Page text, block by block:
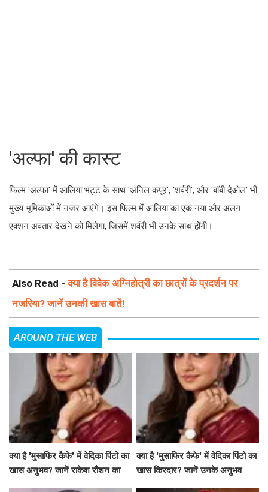
'अल्फा' की कास्ट
फिल्म 'अल्फा' में आलिया भट्ट के साथ 'अनिल कपूर', 'शर्वरी', और 'बॉबी देओल' भी
मुख्य भूमिकाओं में नजर आएंगे। इस फिल्म में आलिया का एक नया और अलग
एक्शन अवतार देखने को मिलेगा, जिसमें शर्वरी भी उनके साथ होंगी।
Also Read -क्या है विवेक अग्निहोत्री का छात्रों के प्रदर्शन पर
नजरिया? जानें उनकी खास बातें!
AROUND THE WEB
क्या है 'मुसाफिर कैफे' में वेदिका पिंटो का
खास अनुभव? जानें राकेश रौशन का
क्या है 'मुसाफिर कैफे' में वेदिका पिंटो का
खास किरदार? जानें उनके अनुभव